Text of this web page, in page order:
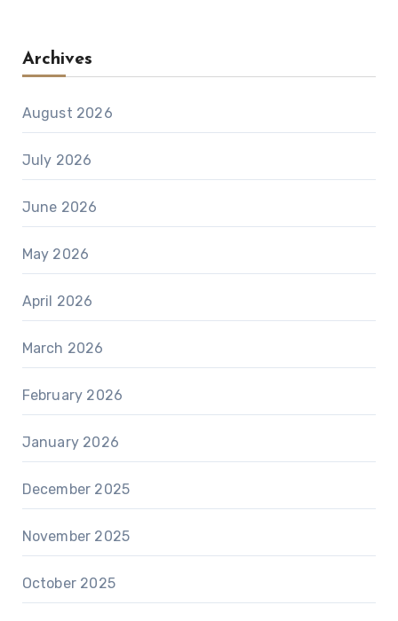
Archives
August 2026
July 2026
June 2026
May 2026
April 2026
March 2026
February 2026
January 2026
December 2025
November 2025
October 2025